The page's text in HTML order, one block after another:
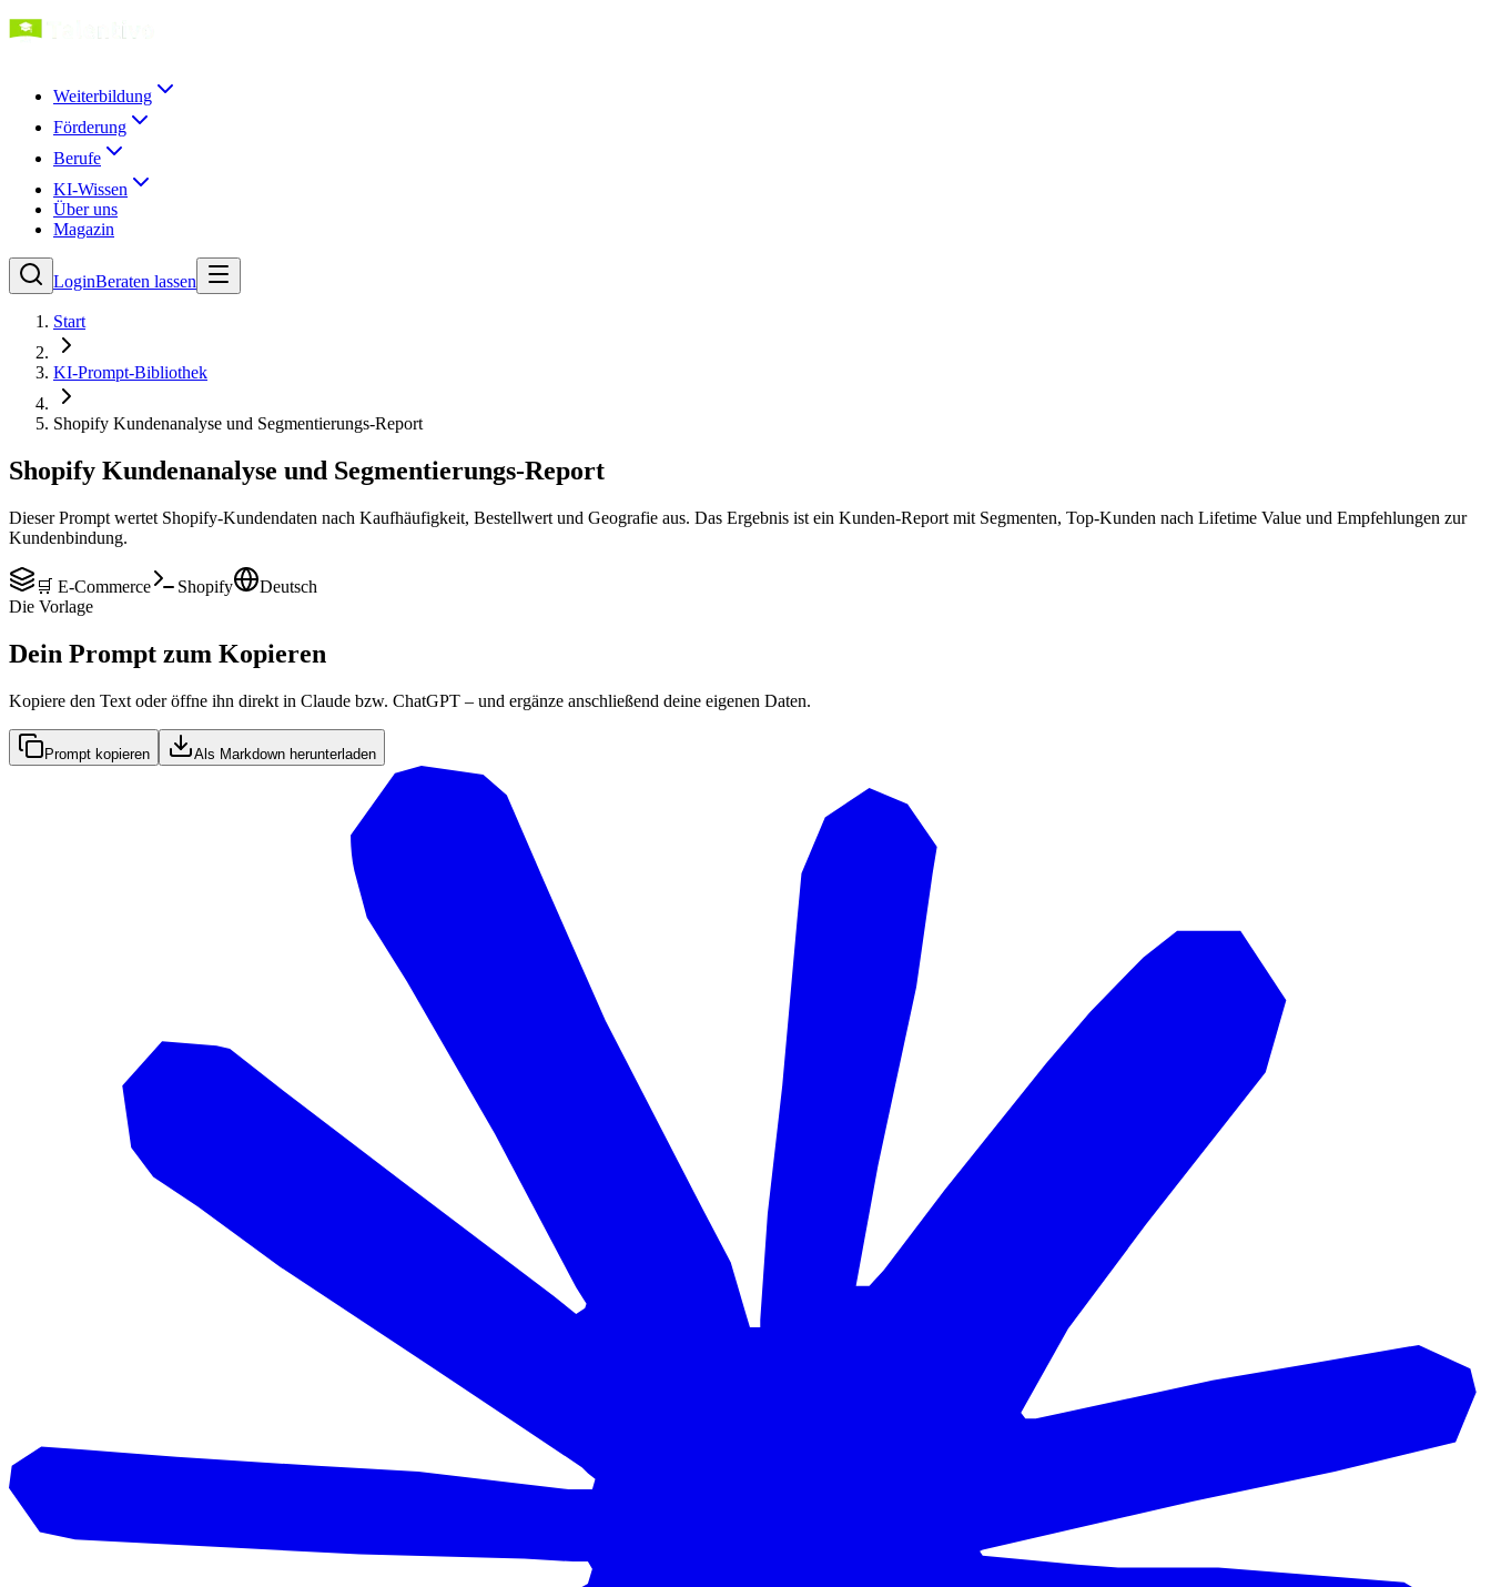
Weiterbildung
Förderung
Berufe
KI-Wissen
Über uns
Magazin
LoginBeraten lassen
Start
KI-Prompt-Bibliothek
Shopify Kundenanalyse und Segmentierungs-Report
Shopify Kundenanalyse und Segmentierungs-Report
Dieser Prompt wertet Shopify-Kundendaten nach Kaufhäufigkeit, Bestellwert und Geografie aus. Das Ergebnis ist ein Kunden-Report mit Segmenten, Top-Kunden nach Lifetime Value und Empfehlungen zur
Kundenbindung.
🛒 E-Commerce Shopify
Deutsch
Die Vorlage
Dein Prompt zum Kopieren
Kopiere den Text oder öffne ihn direkt in Claude bzw. ChatGPT – und ergänze anschließend deine eigenen Daten.
Prompt kopieren Als Markdown herunterladen